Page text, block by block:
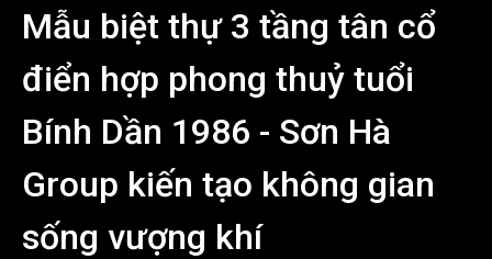
Mẫu biệt thự 3 tầng tân cổ
điển hợp phong thuỷ tuổi
Bính Dần 1986 - Sơn Hà
Group kiến tạo không gian
sống vượng khí